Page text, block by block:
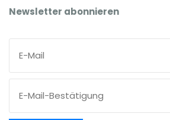
Newsletter abonnieren